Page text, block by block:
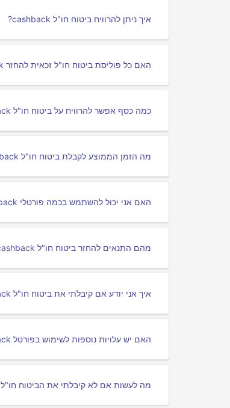
איך ניתן להרוויח ביטוח חו"ל cashback?
האם כל פוליסת ביטוח חו"ל זכאית להחזר cashback?
כמה כסף אפשר להרוויח על ביטוח חו"ל cashback?
מה הזמן הממוצע לקבלת ביטוח חו"ל cashback?
האם אני יכול להשתמש בכמה פורטלי cashback בו זמנית לרכישת ביטוח חו"ל?
מהם התנאים להחזר ביטוח חו"ל cashback?
איך אני יודע אם קיבלתי את ביטוח חו"ל cashback שלי?
האם יש עלויות נוספות לשימוש בפורטל cashback לרכישת ביטוח חו"ל?
מה לעשות אם לא קיבלתי את הביטוח חו"ל cashback שלי?